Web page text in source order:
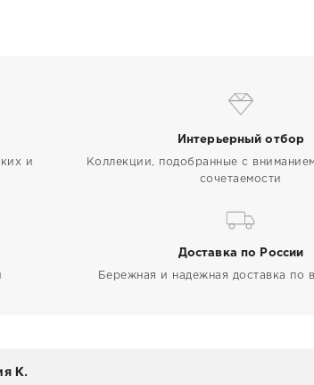
и
Интерьерный отбор
Коллекции, подобранные с
сочетаемости
Доставка по России
Бережная и надежная доставка по
К.